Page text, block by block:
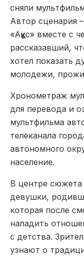
сняли
Автор сценария
«Аққұс» вместе с
рассказавший,
хотел показать
молодежи,
Хронометраж
для перевода и
мультфильма
телеканала
автономного
население.
В центре
девушки,
которая после
наладить
с детства.
узнают о